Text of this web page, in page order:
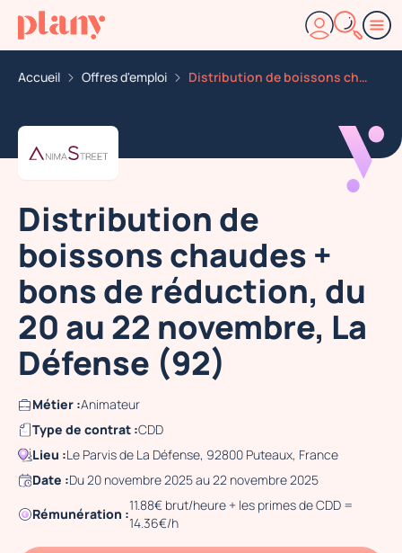
Accueil Offres d'emploi Distribution de boissons chaudes bons de reduction du
Distribution de
boissons chaudes +
bons de réduction, du
20 au 22 novembre, La
Défense (92)
Métier :Animateur
Type de contrat :CDD
Lieu :Le Parvis de La Défense, 92800 Puteaux, France
Date :Du 20 novembre 2025 au 22 novembre 2025
Rémunération :
11.88€ brut/heure + les primes de CDD =
14.36€/h